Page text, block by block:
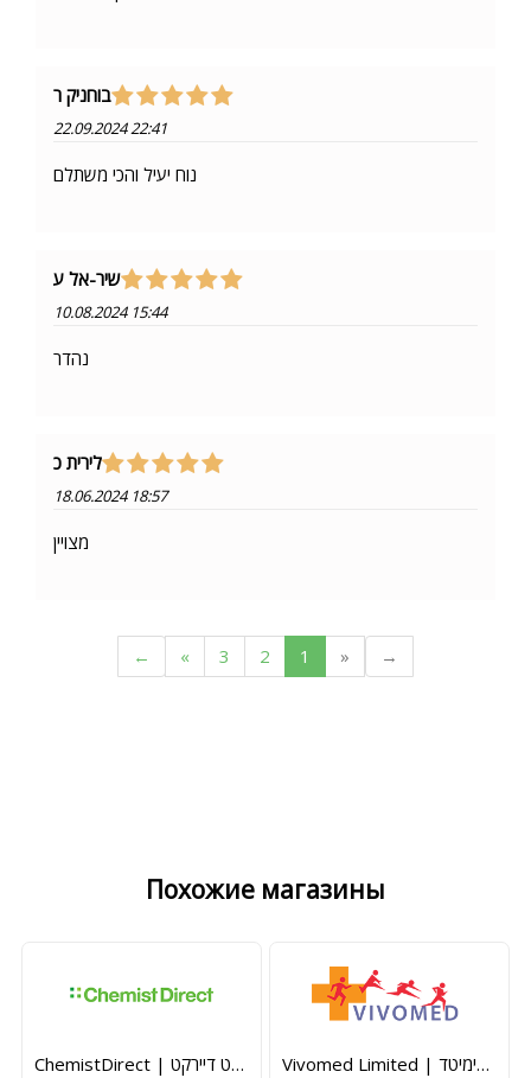
בוחניק ר
22.09.2024 22:41
נוח יעיל והכי משתלם
שיר-אל ע
10.08.2024 15:44
נהדר
לירית כ
18.06.2024 18:57
מצויין
→
«
1
2
3
»
←
Похожие магазины
ChemistDirect | כמיסט דיירקט
Vivomed Limited | ויוומד לימיטד